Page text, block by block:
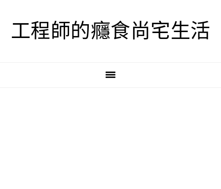
工程師的癮食尚宅生活